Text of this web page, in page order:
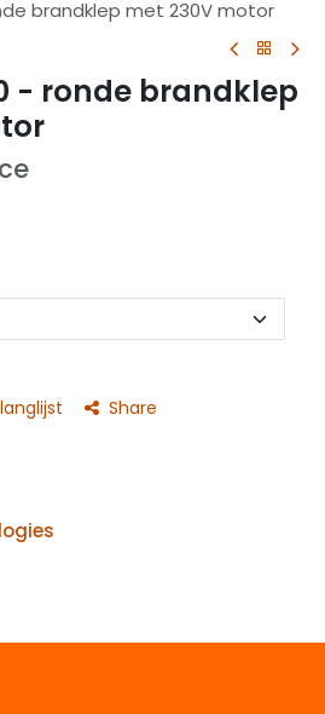
brandklep met 230V motor
- ronde brandklep
Share